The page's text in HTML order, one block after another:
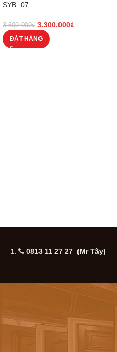
SYB: 07
3.500.000₫ 3.300.000₫
ĐẶT HÀNG
1. 0813 11 27 27 (Mr Tây)